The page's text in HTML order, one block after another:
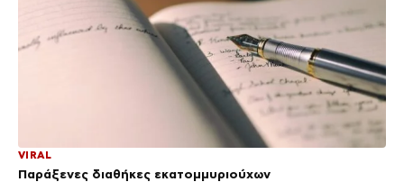
VIRAL
Παράξενες διαθήκες εκατομμυριούχων